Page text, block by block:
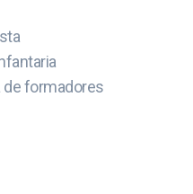
de formadores